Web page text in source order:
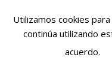
este
una
Utilizamos cookies
continúa utilizando
acuerdo.